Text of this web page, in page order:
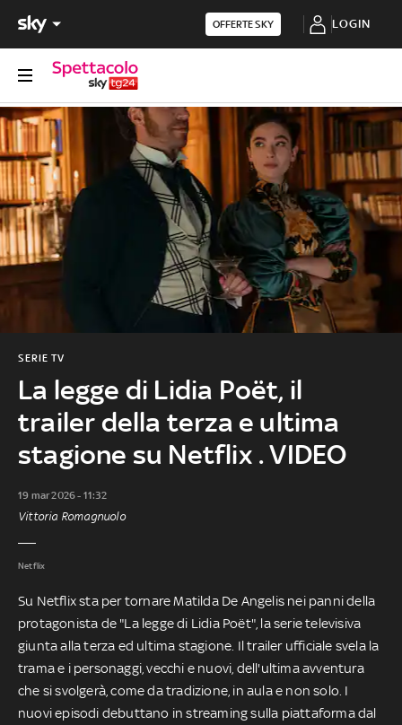
OFFERTE SKY LOGIN
La legge di Lidia Poët, il
trailer della terza e ultima
stagione su Netflix . VIDEO
SERIE TV
19 mar 2026 - 11:32
Vittoria Romagnuolo
Netflix
Su Netflix sta per tornare Matilda De Angelis nei panni della
protagonista de "La legge di Lidia Poët", la serie televisiva
giunta alla terza ed ultima stagione. Il trailer ufficiale svela la
trama e i personaggi, vecchi e nuovi, dell'ultima avventura
che si svolgerà, come da tradizione, in aula e non solo. I
nuovi episodi debuttano in streaming sulla piattaforma dal